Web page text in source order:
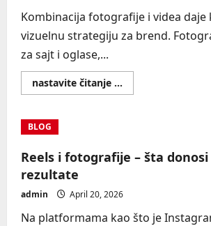
Kombinacija fotografije i videa
vizuelnu strategiju za brend.
za sajt i oglase,...
nastavite čitanje ...
more
–
prednosti
BLOG
Reels i fotografije – šta
rezultate
admin April 20, 2026
Na platformama kao što je